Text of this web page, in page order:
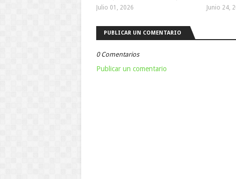
Julio 01, 2026 Junio 24,
PUBLICAR UN COMENTARIO
0 Comentarios
Publicar un comentario